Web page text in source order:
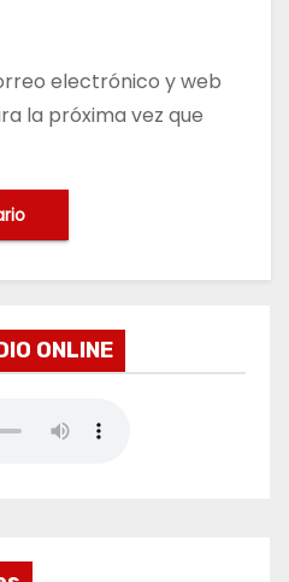
electrónico y web
la próxima vez que
ONLINE